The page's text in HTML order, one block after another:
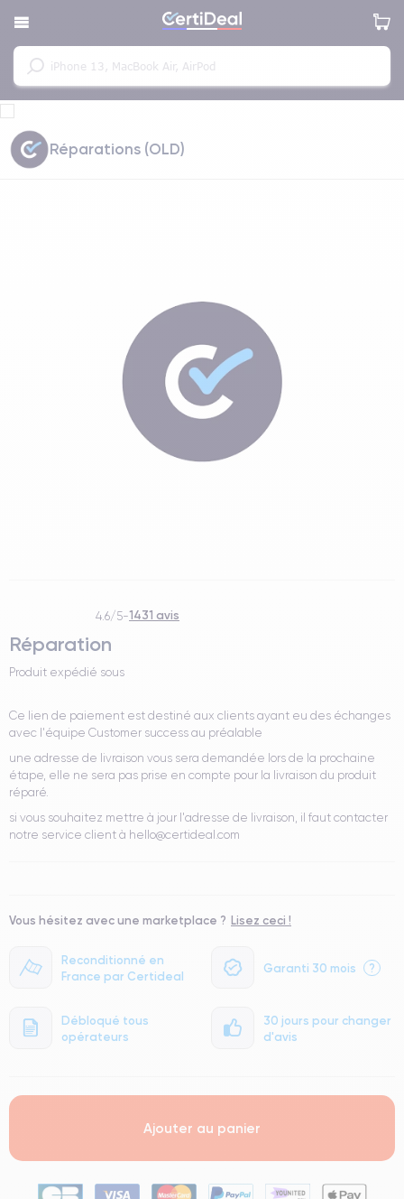
Réparations (OLD)
4.6/5-1431 avis
Réparation
Produit expédié sous
Ce lien de paiement est destiné aux clients ayant eu des échanges
avec l'équipe Customer success au préalable
une adresse de livraison vous sera demandée lors de la prochaine
étape, elle ne sera pas prise en compte pour la livraison du produit
réparé.
si vous souhaitez mettre à jour l'adresse de livraison, il faut contacter
notre service client à hello@certideal.com
Reconditionné en
France par Certideal
Garanti 30 mois ?
Débloqué tous
opérateurs
30 jours pour changer
d'avis
Vous hésitez avec une marketplace ? Lisez ceci !
Ajouter au panier